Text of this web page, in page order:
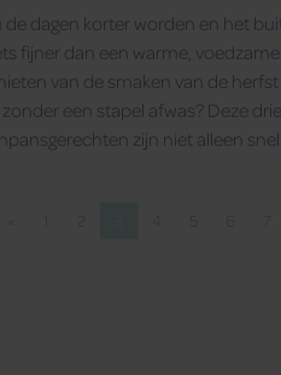
de dagen korter worden en het
fijner dan een warme,
van de smaken van de
een stapel afwas? Deze drie
zijn niet alleen